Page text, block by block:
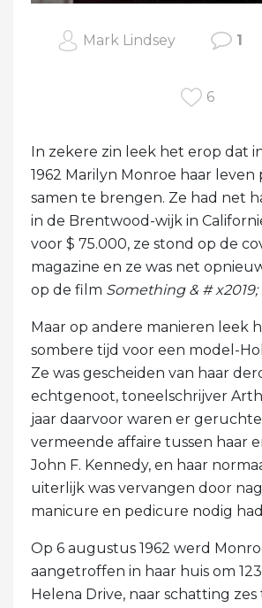
Mark Lindsey 1
6
In zekere zin leek het erop dat
1962 Marilyn Monroe haar
samen te brengen. Ze had net
in de Brentwood-wijk in
voor $ 75.000, ze stond op de
magazine en ze was net
op de film Something & # x2019;
Maar op andere manieren leek
sombere tijd voor een model-
Ze was gescheiden van haar
echtgenoot, toneelschrijver
jaar daarvoor waren er
vermeende affaire tussen haar
John F. Kennedy, en haar
uiterlijk was vervangen door
manicure en pedicure nodig
Op 6 augustus 1962 werd
aangetroffen in haar huis om
Helena Drive, naar schatting